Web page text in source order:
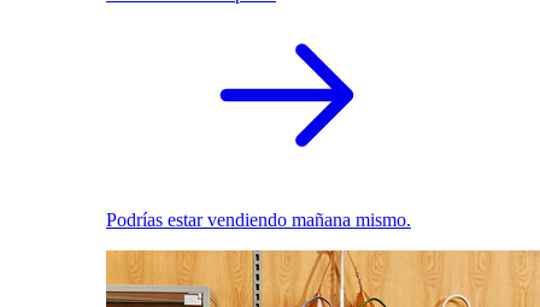
Podrías estar vendiendo mañana mismo.